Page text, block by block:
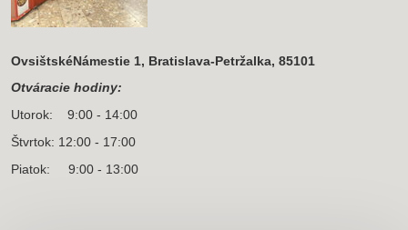
OvsištskéNámestie 1, Bratislava-Petržalka, 85101
Otváracie hodiny:
Utorok: 9:00 - 14:00
Štvrtok: 12:00 - 17:00
Piatok: 9:00 - 13:00